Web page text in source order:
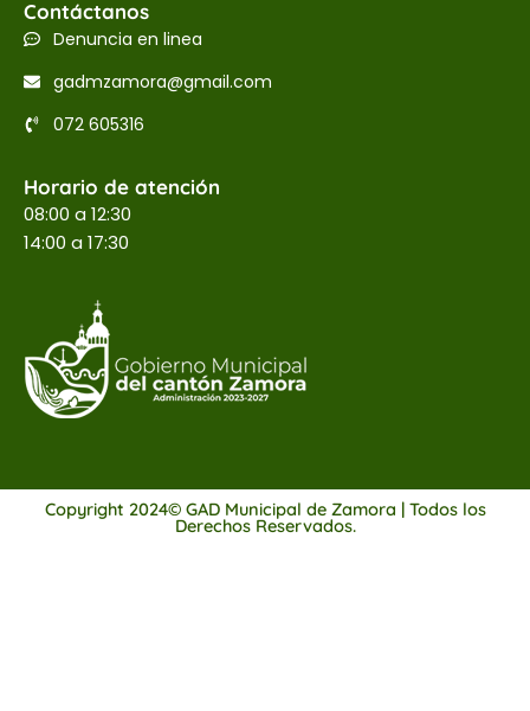
Contáctanos
Denuncia en linea
gadmzamora@gmail.com
072 605316
Horario de atención
08:00 a 12:30
14:00 a 17:30
Copyright 2024© GAD Municipal de Zamora | Todos los
Derechos Reservados.